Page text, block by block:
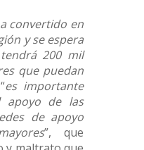
convertido en
y se espera
200 mil
que puedan
es importante
apoyo de las
de apoyo
”, que